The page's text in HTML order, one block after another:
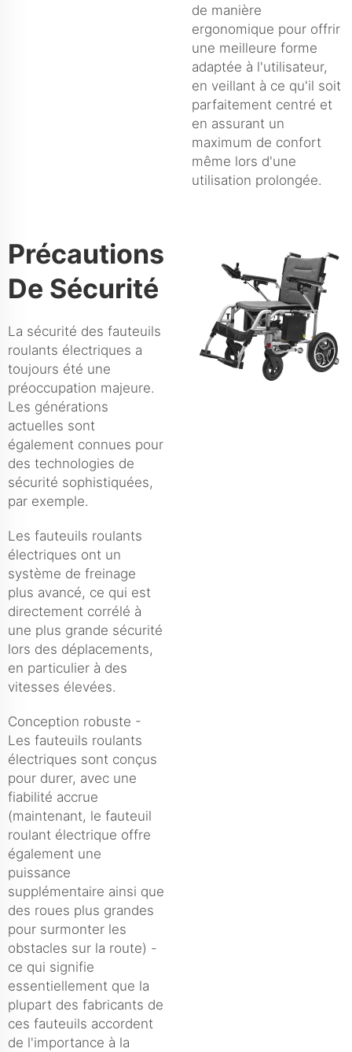
de manière
ergonomique pour offrir
une meilleure forme
adaptée à l'utilisateur,
en veillant à ce qu'il soit
parfaitement centré et
en assurant un
maximum de confort
même lors d'une
utilisation prolongée.
Précautions
De Sécurité
La sécurité des fauteuils
roulants électriques a
toujours été une
préoccupation majeure.
Les générations
actuelles sont
également connues pour
des technologies de
sécurité sophistiquées,
par exemple.
Les fauteuils roulants
électriques ont un
système de freinage
plus avancé, ce qui est
directement corrélé à
une plus grande sécurité
lors des déplacements,
en particulier à des
vitesses élevées.
Conception robuste -
Les fauteuils roulants
électriques sont conçus
pour durer, avec une
fiabilité accrue
(maintenant, le fauteuil
roulant électrique offre
également une
puissance
supplémentaire ainsi que
des roues plus grandes
pour surmonter les
obstacles sur la route) -
ce qui signifie
essentiellement que la
plupart des fabricants de
ces fauteuils accordent
de l'importance à la